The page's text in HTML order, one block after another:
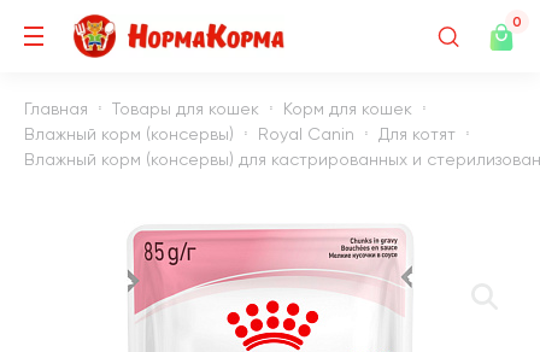
0
Главная Товары для кошек
Корм для кошек
Влажный корм (консервы)
Royal Canin
Для котят
Влажный корм (консервы) для кастрированных и